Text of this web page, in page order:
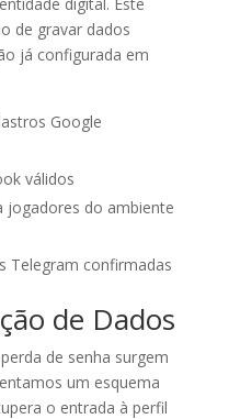
de gravar dados
já configurada em
Google
válidos
jogadores do ambiente
Telegram confirmadas
de Dados
de senha surgem
um esquema
o entrada à perfil